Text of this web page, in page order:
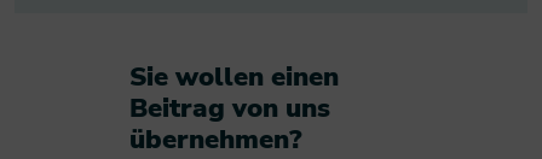
Sie wollen einen
Beitrag von uns
übernehmen?​